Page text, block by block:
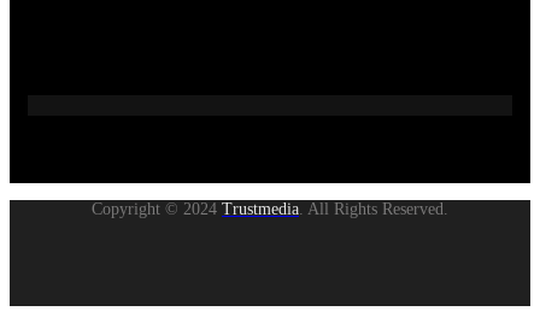
Copyright © 2024 Trustmedia . All Rights Reserved.